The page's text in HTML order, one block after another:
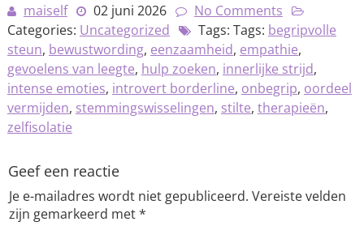
maiself
02 juni 2026
No Comments
Categories: Uncategorized Tags: Tags: begripvolle
steun, bewustwording, eenzaamheid, empathie,
gevoelens van leegte, hulp zoeken, innerlijke strijd,
intense emoties, introvert borderline, onbegrip, oordeel
vermijden, stemmingswisselingen, stilte, therapieën,
zelfisolatie
Geef een reactie
Je e-mailadres wordt niet gepubliceerd. Vereiste velden
zijn gemarkeerd met*